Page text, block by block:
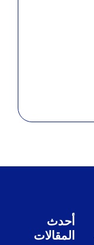
أحدث
المقالات